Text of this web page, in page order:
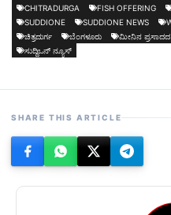
CHITRADURGA
FISH OFFERING
SUDDIONE
SUDDIONE NEWS
ಚಿತ್ರದುರ್ಗ
ಬೆಂಗಳೂರು ಮೀನಿನ
ಸುದ್ದಿಒನ್ ನ್ಯೂಸ್
SHARE THIS ARTICLE